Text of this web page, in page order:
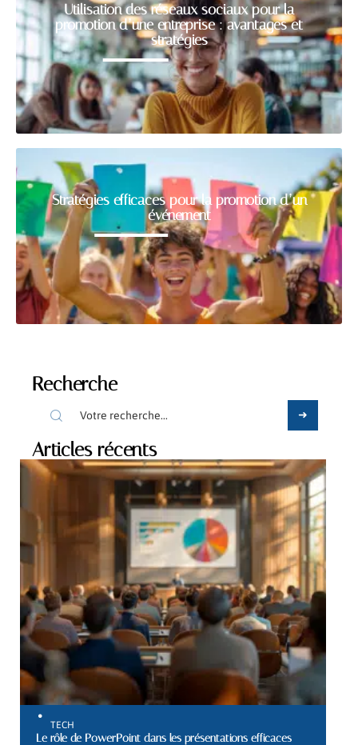
Utilisation des réseaux sociaux pour la
promotion d’une entreprise : avantages et
stratégies
Stratégies efficaces pour la promotion d’un
événement
Recherche
Articles récents
TECH
Le rôle de PowerPoint dans les présentations efficaces